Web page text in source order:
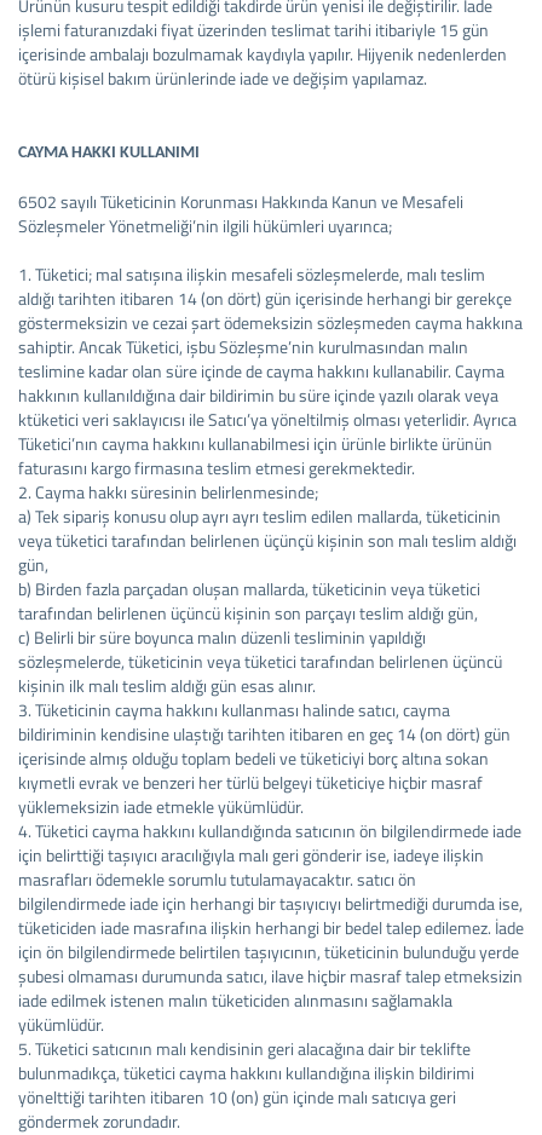
Ürünün kusuru tespit edildiği takdirde ürün yenisi ile değiştirilir. İade
işlemi faturanızdaki fiyat üzerinden teslimat tarihi itibariyle 15 gün
içerisinde ambalajı bozulmamak kaydıyla yapılır. Hijyenik nedenlerden
ötürü kişisel bakım ürünlerinde iade ve değişim yapılamaz.
CAYMA HAKKI KULLANIMI
6502 sayılı Tüketicinin Korunması Hakkında Kanun ve Mesafeli
Sözleşmeler Yönetmeliği’nin ilgili hükümleri uyarınca;
1. Tüketici; mal satışına ilişkin mesafeli sözleşmelerde, malı teslim
aldığı tarihten itibaren 14 (on dört) gün içerisinde herhangi bir gerekçe
göstermeksizin ve cezai şart ödemeksizin sözleşmeden cayma hakkına
sahiptir. Ancak Tüketici, işbu Sözleşme’nin kurulmasından malın
teslimine kadar olan süre içinde de cayma hakkını kullanabilir. Cayma
hakkının kullanıldığına dair bildirimin bu süre içinde yazılı olarak veya
ktüketici veri saklayıcısı ile Satıcı’ya yöneltilmiş olması yeterlidir. Ayrıca
Tüketici’nın cayma hakkını kullanabilmesi için ürünle birlikte ürünün
faturasını kargo firmasına teslim etmesi gerekmektedir.
2. Cayma hakkı süresinin belirlenmesinde;
a) Tek sipariş konusu olup ayrı ayrı teslim edilen mallarda, tüketicinin
veya tüketici tarafından belirlenen üçünçü kişinin son malı teslim aldığı
gün,
b) Birden fazla parçadan oluşan mallarda, tüketicinin veya tüketici
tarafından belirlenen üçüncü kişinin son parçayı teslim aldığı gün,
c) Belirli bir süre boyunca malın düzenli tesliminin yapıldığı
sözleşmelerde, tüketicinin veya tüketici tarafından belirlenen üçüncü
kişinin ilk malı teslim aldığı gün esas alınır.
3. Tüketicinin cayma hakkını kullanması halinde satıcı, cayma
bildiriminin kendisine ulaştığı tarihten itibaren en geç 14 (on dört) gün
içerisinde almış olduğu toplam bedeli ve tüketiciyi borç altına sokan
kıymetli evrak ve benzeri her türlü belgeyi tüketiciye hiçbir masraf
yüklemeksizin iade etmekle yükümlüdür.
4. Tüketici cayma hakkını kullandığında satıcının ön bilgilendirmede iade
için belirttiği taşıyıcı aracılığıyla malı geri gönderir ise, iadeye ilişkin
masrafları ödemekle sorumlu tutulamayacaktır. satıcı ön
bilgilendirmede iade için herhangi bir taşıyıcıyı belirtmediği durumda ise,
tüketiciden iade masrafına ilişkin herhangi bir bedel talep edilemez. İade
için ön bilgilendirmede belirtilen taşıyıcının, tüketicinin bulunduğu yerde
şubesi olmaması durumunda satıcı, ilave hiçbir masraf talep etmeksizin
iade edilmek istenen malın tüketiciden alınmasını sağlamakla
yükümlüdür.
5. Tüketici satıcının malı kendisinin geri alacağına dair bir teklifte
bulunmadıkça, tüketici cayma hakkını kullandığına ilişkin bildirimi
yönelttiği tarihten itibaren 10 (on) gün içinde malı satıcıya geri
göndermek zorundadır.